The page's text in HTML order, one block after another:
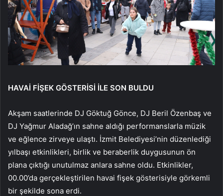
HAVAİ FİŞEK GÖSTERİSİ İLE SON BULDU
Akşam saatlerinde DJ Göktuğ Gönce, DJ Beril Özenbaş ve
DJ Yağmur Aladağ’ın sahne aldığı performanslarla müzik
ve eğlence zirveye ulaştı. İzmit Belediyesi’nin düzenlediği
yılbaşı etkinlikleri, birlik ve beraberlik duygusunun ön
plana çıktığı unutulmaz anlara sahne oldu. Etkinlikler,
00.00’da gerçekleştirilen havai fişek gösterisiyle görkemli
bir şekilde sona erdi.